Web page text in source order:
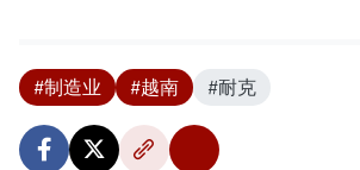
#制造业 #越南 #耐克